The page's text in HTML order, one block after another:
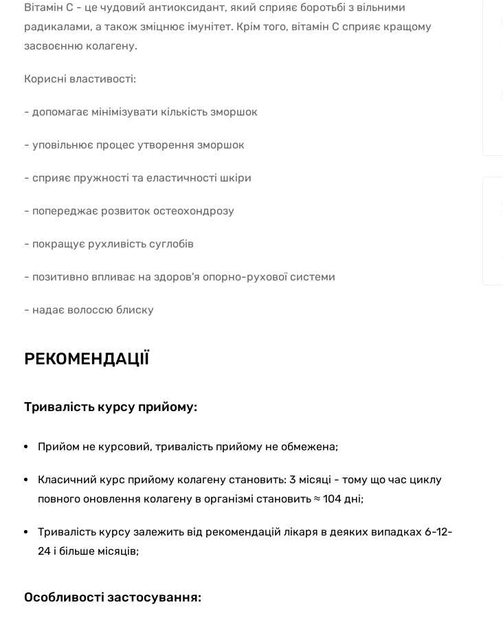
Вітамін С - це чудовий антиоксидант, який сприяє боротьбі з вільними
радикалами, а також зміцнює імунітет. Крім того, вітамін С сприяє кращому
засвоєнню колагену.
Корисні властивості:
- допомагає мінімізувати кількість зморшок
- уповільнює процес утворення зморшок
- сприяє пружності та еластичності шкіри
- попереджає розвиток остеохондрозу
- покращує рухливість суглобів
- позитивно впливає на здоров'я опорно-рухової системи
- надає волоссю блиску
РЕКОМЕНДАЦІЇ
Тривалість курсу прийому:
Прийом не курсовий, тривалість прийому не обмежена;
Класичний курс прийому колагену становить: 3 місяці - тому що час циклу
повного оновлення колагену в організмі становить ≈ 104 дні;
Тривалість курсу залежить від рекомендацій лікаря в деяких випадках 6-12-
24 і більше місяців;
Особливості застосування: